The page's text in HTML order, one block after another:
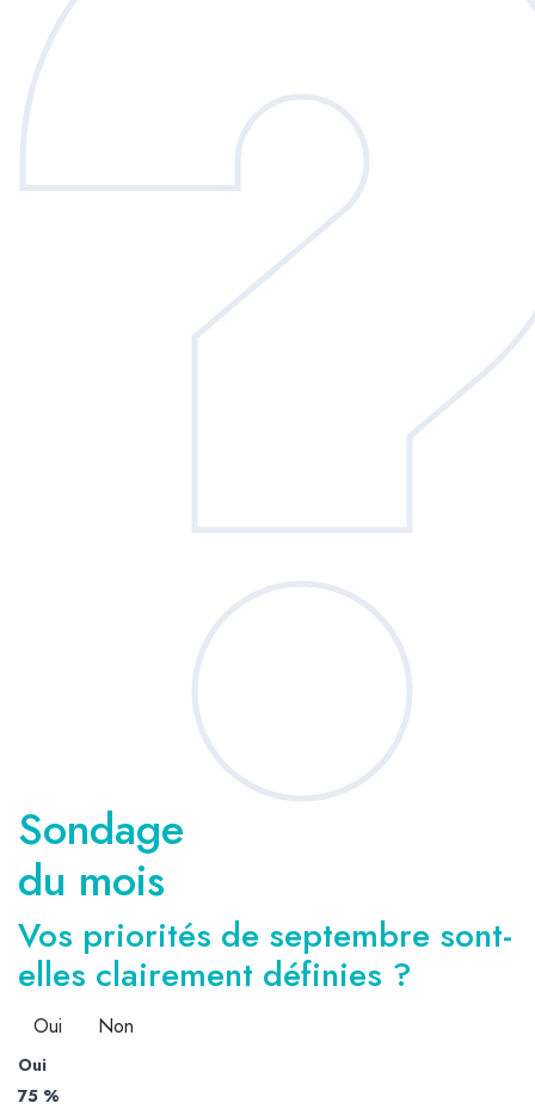
Sondage
du mois
Vos priorités de septembre sont-
elles clairement définies ?
Oui Non
Oui
75 %